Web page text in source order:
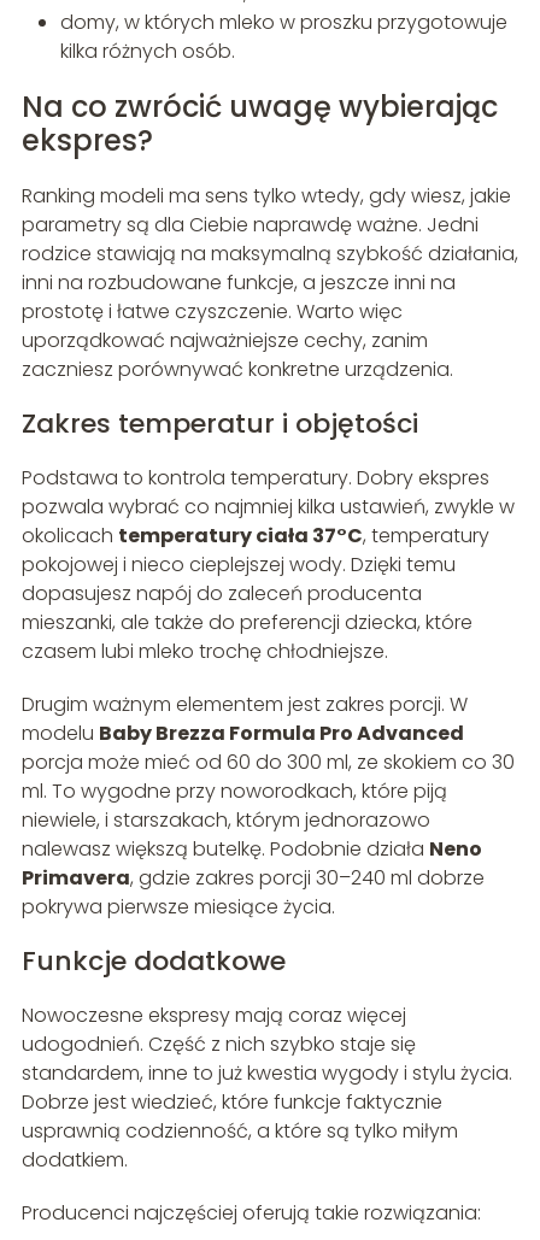
domy, w których mleko w proszku przygotowuje
kilka różnych osób.
Na co zwrócić uwagę wybierając
ekspres?
Ranking modeli ma sens tylko wtedy, gdy wiesz, jakie
parametry są dla Ciebie naprawdę ważne. Jedni
rodzice stawiają na maksymalną szybkość działania,
inni na rozbudowane funkcje, a jeszcze inni na
prostotę i łatwe czyszczenie. Warto więc
uporządkować najważniejsze cechy, zanim
zaczniesz porównywać konkretne urządzenia.
Zakres temperatur i objętości
Podstawa to kontrola temperatury. Dobry ekspres
pozwala wybrać co najmniej kilka ustawień, zwykle w
okolicach temperatury ciała 37°C, temperatury
pokojowej i nieco cieplejszej wody. Dzięki temu
dopasujesz napój do zaleceń producenta
mieszanki, ale także do preferencji dziecka, które
czasem lubi mleko trochę chłodniejsze.
Drugim ważnym elementem jest zakres porcji. W
modelu Baby Brezza Formula Pro Advanced
porcja może mieć od 60 do 300 ml, ze skokiem co 30
ml. To wygodne przy noworodkach, które piją
niewiele, i starszakach, którym jednorazowo
nalewasz większą butelkę. Podobnie działa Neno
Primavera, gdzie zakres porcji 30–240 ml dobrze
pokrywa pierwsze miesiące życia.
Funkcje dodatkowe
Nowoczesne ekspresy mają coraz więcej
udogodnień. Część z nich szybko staje się
standardem, inne to już kwestia wygody i stylu życia.
Dobrze jest wiedzieć, które funkcje faktycznie
usprawnią codzienność, a które są tylko miłym
dodatkiem.
Producenci najczęściej oferują takie rozwiązania: